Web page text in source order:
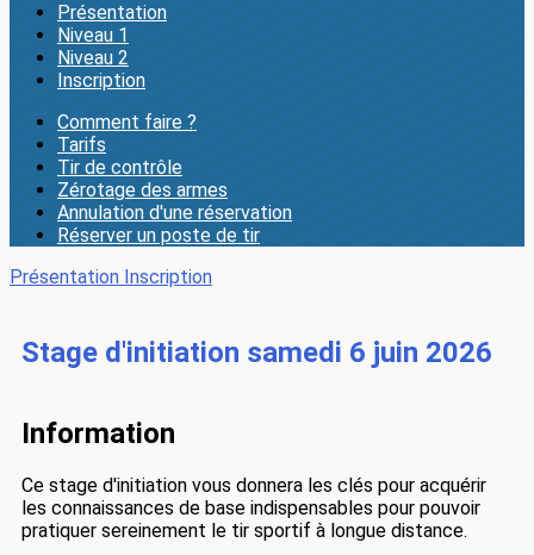
Présentation
Niveau 1
Niveau 2
Inscription
Comment faire ?
Tarifs
Tir de contrôle
Zérotage des armes
Annulation d'une réservation
Réserver un poste de tir
Présentation Inscription
Stage d'initiation samedi 6 juin 2026
Information
Ce stage d'initiation vous donnera les clés pour acquérir
les connaissances de base indispensables pour pouvoir
pratiquer sereinement le tir sportif à longue distance.